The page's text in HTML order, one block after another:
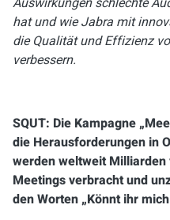
hat und wie Jabra mit
die Qualität und Effizienz
verbessern.
SQUT: Die Kampagne
die Herausforderungen in
werden weltweit Milliarden
Meetings verbracht und
den Worten „Könnt ihr